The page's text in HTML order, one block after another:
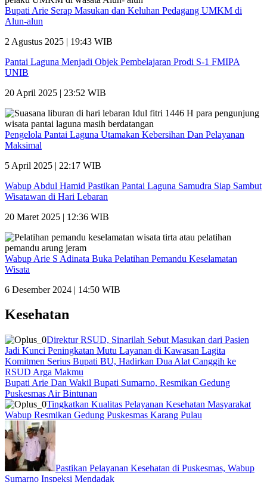
Bupati Arie Serap Masukan dan Keluhan Pedagang UMKM di
Alun-alun
2 Agustus 2025 | 19:43 WIB
Pantai Laguna Menjadi Objek Pembelajaran Prodi S-1 FMIPA
UNIB
20 April 2025 | 23:52 WIB
Pengelola Pantai Laguna Utamakan Kebersihan Dan Pelayanan
Maksimal
5 April 2025 | 22:17 WIB
Wabup Abdul Hamid Pastikan Pantai Laguna Samudra Siap Sambut
Wisatawan di Hari Lebaran
20 Maret 2025 | 12:36 WIB
Wabup Arie S Adinata Buka Pelatihan Pemandu Keselamatan
Wisata
6 Desember 2024 | 14:50 WIB
Kesehatan
Direktur RSUD, Sinarilah Sebut Masukan dari Pasien
Jadi Kunci Peningkatan Mutu Layanan di Kawasan Lagita
Komitmen Serius Bupati BU, Hadirkan Dua Alat Canggih ke
RSUD Arga Makmu
Bupati Arie Dan Wakil Bupati Sumarno, Resmikan Gedung
Puskesmas Air Bintunan
Tingkatkan Kualitas Pelayanan Kesehatan Masyarakat
Wabup Resmikan Gedung Puskesmas Karang Pulau
Pastikan Pelayanan Kesehatan di Puskesmas, Wabup
Sumarno Inspeksi Mendadak